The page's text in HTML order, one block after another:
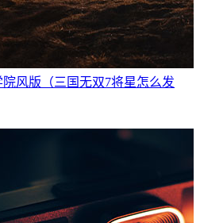
风版（三国无双7将星怎么发